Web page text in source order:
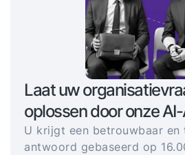
Laat uw
oplossen door onze
U krijgt een betrouwbaar en
antwoord gebaseerd op